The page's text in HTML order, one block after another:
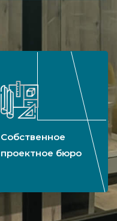
Собственное
проектное бюро